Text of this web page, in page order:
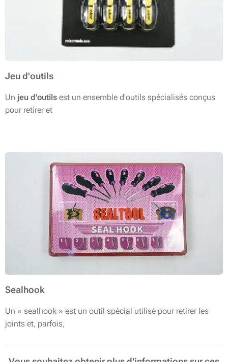
Jeu d'outils
Un jeu d'outils est un ensemble d'outils spécialisés conçus
pour retirer et
Sealhook
Un « sealhook » est un outil spécial utilisé pour retirer les
joints et, parfois,